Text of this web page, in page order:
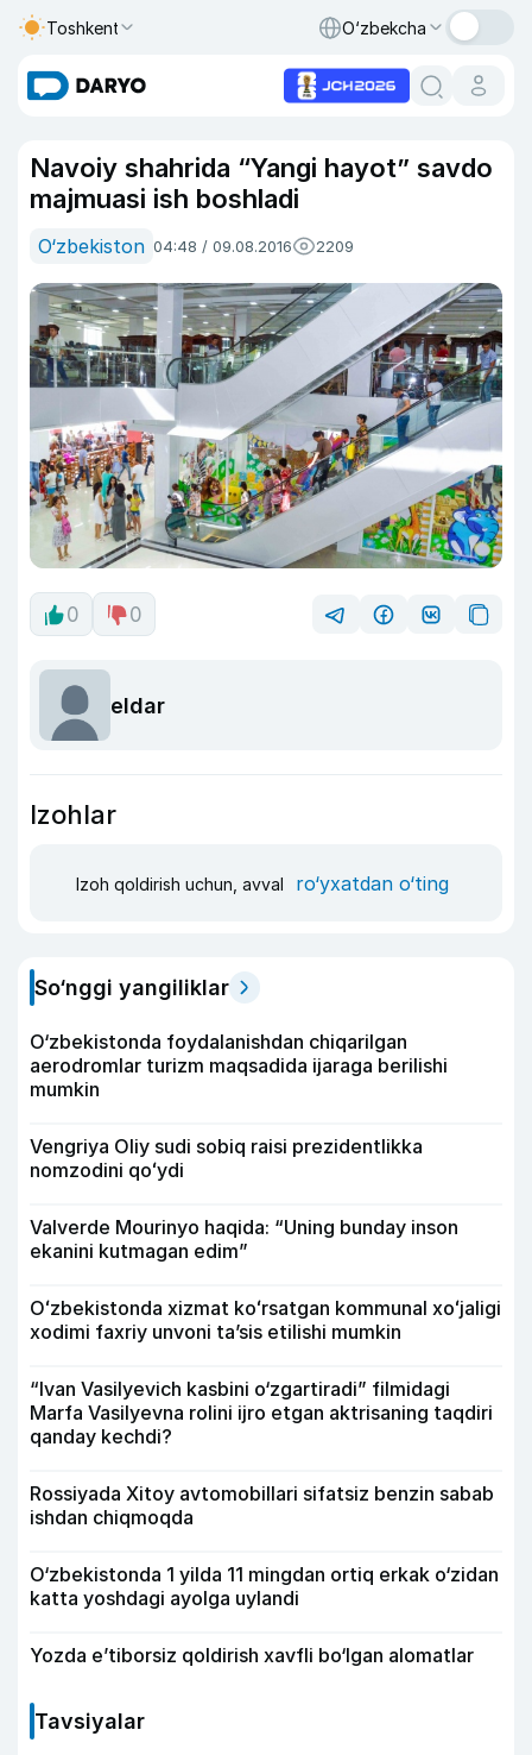
Toshkent O‘zbekcha
Navoiy shahrida “Yangi hayot” savdo
majmuasi ish boshladi
O‘zbekiston 04:48 / 09.08.2016 2209
0 0
eldar
Izohlar
Izoh qoldirish uchun, avval ro‘yxatdan o‘ting
So‘nggi yangiliklar
O‘zbekistonda foydalanishdan chiqarilgan
aerodromlar turizm maqsadida ijaraga berilishi
mumkin
Vengriya Oliy sudi sobiq raisi prezidentlikka
nomzodini qoʻydi
Valverde Mourinyo haqida: “Uning bunday inson
ekanini kutmagan edim”
Oʻzbekistonda xizmat koʻrsatgan kommunal xoʻjaligi
xodimi faxriy unvoni taʼsis etilishi mumkin
“Ivan Vasilyevich kasbini o‘zgartiradi” filmidagi
Marfa Vasilyevna rolini ijro etgan aktrisaning taqdiri
qanday kechdi?
Rossiyada Xitoy avtomobillari sifatsiz benzin sabab
ishdan chiqmoqda
O‘zbekistonda 1 yilda 11 mingdan ortiq erkak o‘zidan
katta yoshdagi ayolga uylandi
Yozda e’tiborsiz qoldirish xavfli bo‘lgan alomatlar
Tavsiyalar